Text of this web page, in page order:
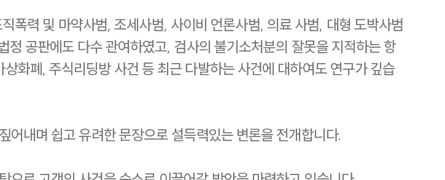
기업법무그룹 업무
폭력 및 마약사범, 조세사범, 사이비 언론사범, 의료 사범, 대형 도박사범
공판에도 다수 관여하였고, 검사의 불기소처분의 잘못을 지적하는 항
화폐, 주식리딩방 사건 등 최근 다발하는 사건에 대하여도 연구가 깊습
내며 쉽고 유려한 문장으로 설득력있는 변론을 전개합니다.